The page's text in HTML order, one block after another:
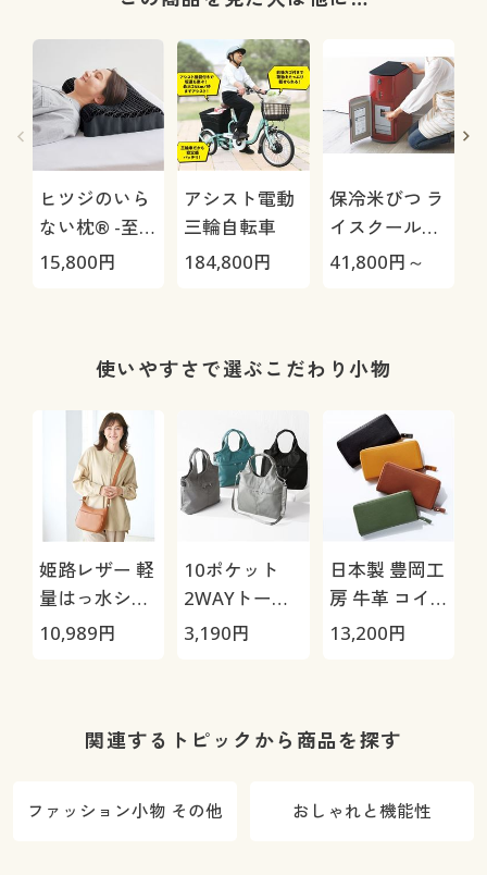
ヒツジのいら
ない枕® -至
極-
15,800円
アシスト電動
三輪自転車
184,800円
保冷米びつ ラ
イスクール
HRC-
41,800円～
使いやすさで選ぶこだわり小物
姫路レザー 軽
量はっ水ショ
ルダーバッグ
10,989円
10ポケット
2WAYトート
バッグ
3,190円
日本製 豊岡工
房 牛革 コイ
ンが分けられ
13,200円
関連するトピックから商品を探す
ファッション小物 その他 おしゃれと機能性